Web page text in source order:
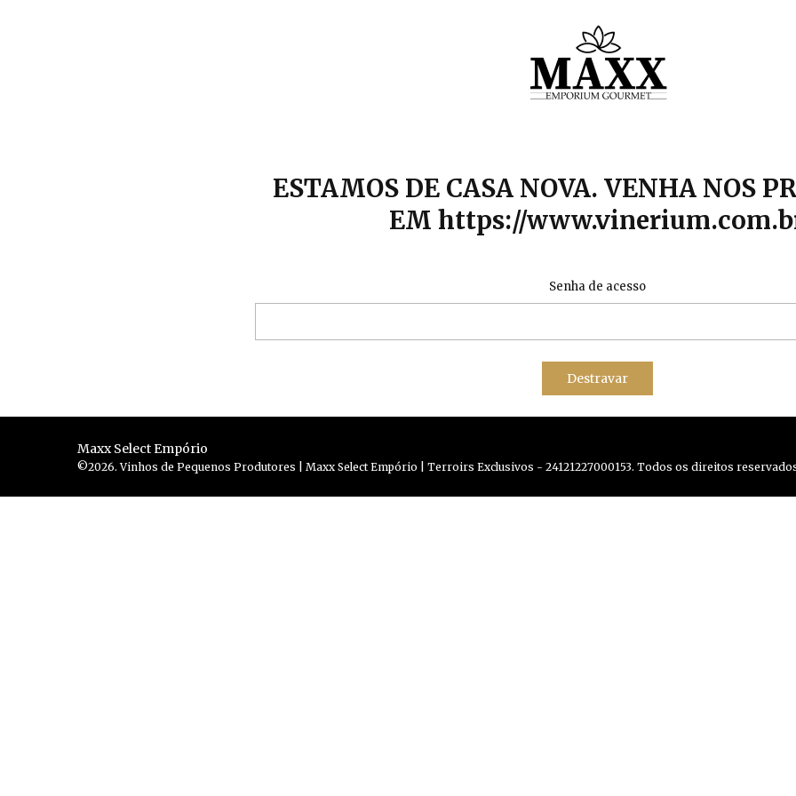
ESTAMOS DE CASA NOVA. VENHA NOS
EM https://
Senha de acesso
Destravar
Maxx Select Empório
©2026. Vinhos de Pequenos Produtores | Maxx Select Empório | Terroirs Exclusivos - 24121227000153. Todos os direitos